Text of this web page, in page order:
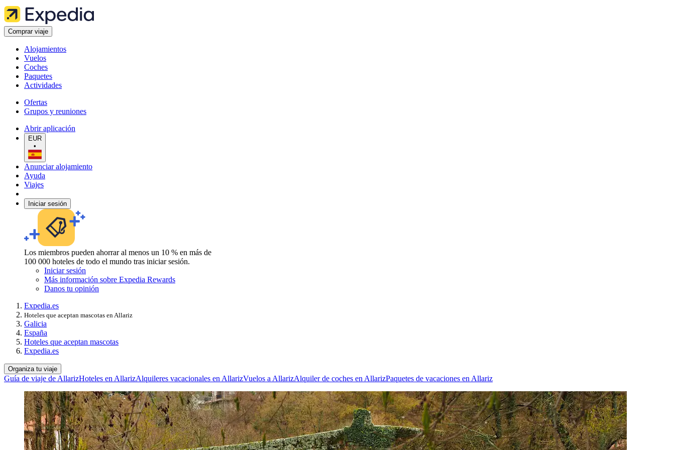
Comprar viaje
Alojamientos
Vuelos
Coches
Paquetes
Actividades
Ofertas
Grupos y reuniones
Abrir aplicación
EUR
•
Anunciar alojamiento
Ayuda
Viajes
Iniciar sesión
Los miembros pueden ahorrar al menos un 10 % en más de
100 000 hoteles de todo el mundo tras iniciar sesión.
Iniciar sesión
Más información sobre Expedia Rewards
Danos tu opinión
Expedia.es
Hoteles que aceptan mascotas en Allariz
Galicia
España
Hoteles que aceptan mascotas
Expedia.es
Organiza tu viaje
Guía de viaje de AllarizHoteles en AllarizAlquileres vacacionales en AllarizVuelos a AllarizAlquiler de coches en AllarizPaquetes de vacaciones en Allariz